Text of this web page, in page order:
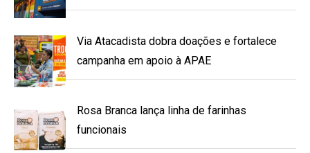
Via Atacadista dobra doações e fortalece
campanha em apoio à APAE
Rosa Branca lança linha de farinhas
funcionais